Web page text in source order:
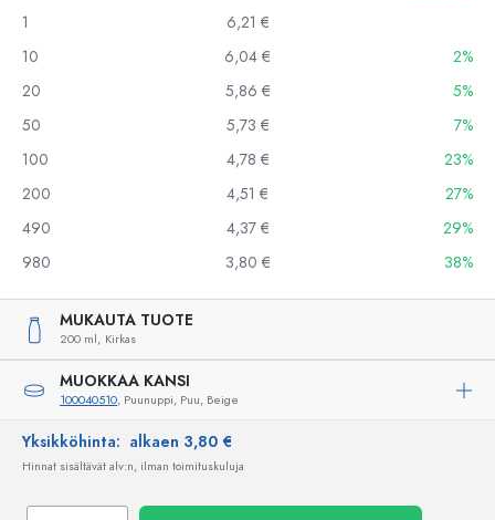
1
6,21 €
10
6,04 €
2%
20
5,86 €
5%
50
5,73 €
7%
100
4,78 €
23%
200
4,51 €
27%
490
4,37 €
29%
980
3,80 € 38%
MUKAUTA TUOTE
200 ml, Kirkas
MUOKKAA KANSI
100040510, Puunuppi, Puu, Beige
Yksikköhinta: alkaen 3,80 €
Hinnat sisältävät alv:n, ilman toimituskuluja